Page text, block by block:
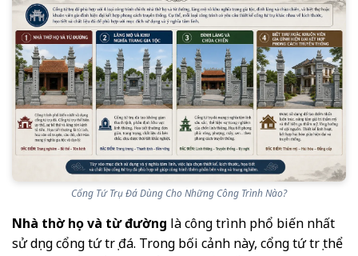
Cổng Tứ Trụ Đá Dùng Cho Những Công Trình Nào?
Nhà thờ họ và từ đường là công trình phổ biến nhất
sử dụng cổng tứ trụ đá. Trong bối cảnh này, cổng tứ trụ thể